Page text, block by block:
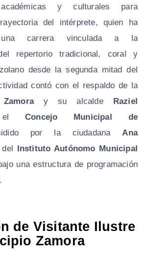
académicas y culturales para
del intérprete, quien ha
una carrera vinculada a la
repertorio tradicional, coral y
desde la segunda mitad del
contó con el respaldo de la
y su alcalde Raziel
Concejo Municipal de
por la ciudadanaAna
Instituto Autónomo Municipal
una estructura de programación
de Visitante Ilustre
Zamora